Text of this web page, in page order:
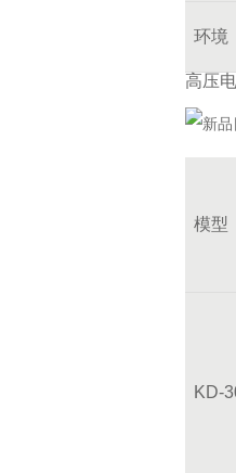
环境
高压
模型
KD-